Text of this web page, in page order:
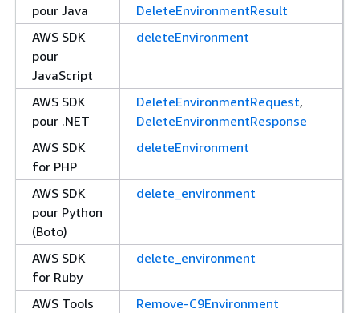
pour Java
DeleteEnvironmentResult
AWS SDK
pour
JavaScript
deleteEnvironment
AWS SDK
pour .NET
DeleteEnvironmentRequest,
DeleteEnvironmentResponse
AWS SDK
for PHP
deleteEnvironment
AWS SDK
pour Python
(Boto)
delete_environment
AWS SDK
for Ruby
delete_environment
AWS Tools
Remove-C9Environment